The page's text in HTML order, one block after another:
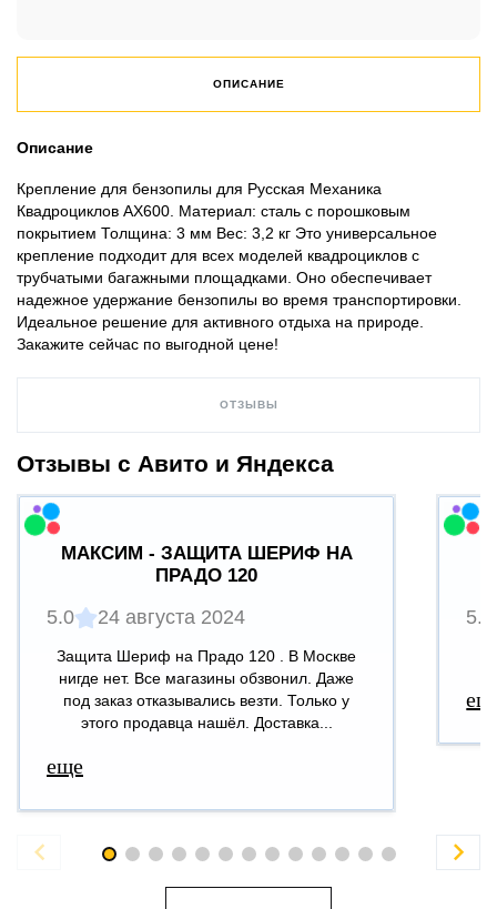
ОПИСАНИЕ
Описание
Крепление для бензопилы для Русская Механика
Квадроциклов AX600. Материал: сталь с порошковым
покрытием Толщина: 3 мм Вес: 3,2 кг Это универсальное
крепление подходит для всех моделей квадроциклов с
трубчатыми багажными площадками. Оно обеспечивает
надежное удержание бензопилы во время транспортировки.
Идеальное решение для активного отдыха на природе.
Закажите сейчас по выгодной цене!
ОТЗЫВЫ
Отзывы с Авито и Яндекса
МАКСИМ - ЗАЩИТА ШЕРИФ НА
ПРАДО 120
5.0 24 августа 2024
Защита Шериф на Прадо 120 . В Москве
нигде нет. Все магазины обзвонил. Даже
под заказ отказывались везти. Только у
этого продавца нашёл. Доставка...
еще
5.0
 